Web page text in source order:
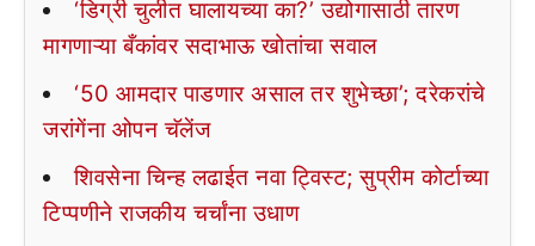
‘डिग्री चुलीत घालायच्या का?’ उद्योगासाठी तारण
मागणाऱ्या बँकांवर सदाभाऊ खोतांचा सवाल
‘50 आमदार पाडणार असाल तर शुभेच्छा’; दरेकरांचे
जरांगेंना ओपन चॅलेंज
शिवसेना चिन्ह लढाईत नवा ट्विस्ट; सुप्रीम कोर्टाच्या
टिप्पणीने राजकीय चर्चांना उधाण